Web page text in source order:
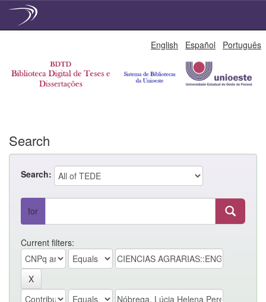
English Español Português
Search
Search:
for
Current filters: